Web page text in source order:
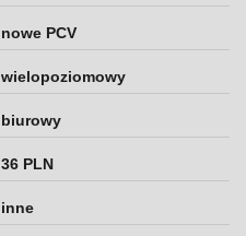
nowe PCV
wielopoziomowy
biurowy
36 PLN
inne